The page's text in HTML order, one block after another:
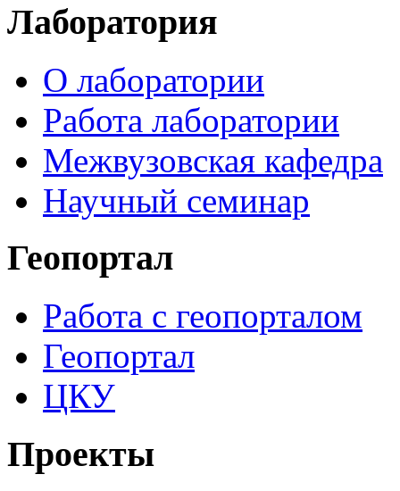
Лаборатория
О лаборатории
Работа лаборатории
Межвузовская кафедра
Научный семинар
Геопортал
Работа с геопорталом
Геопортал
ЦКУ
Проекты